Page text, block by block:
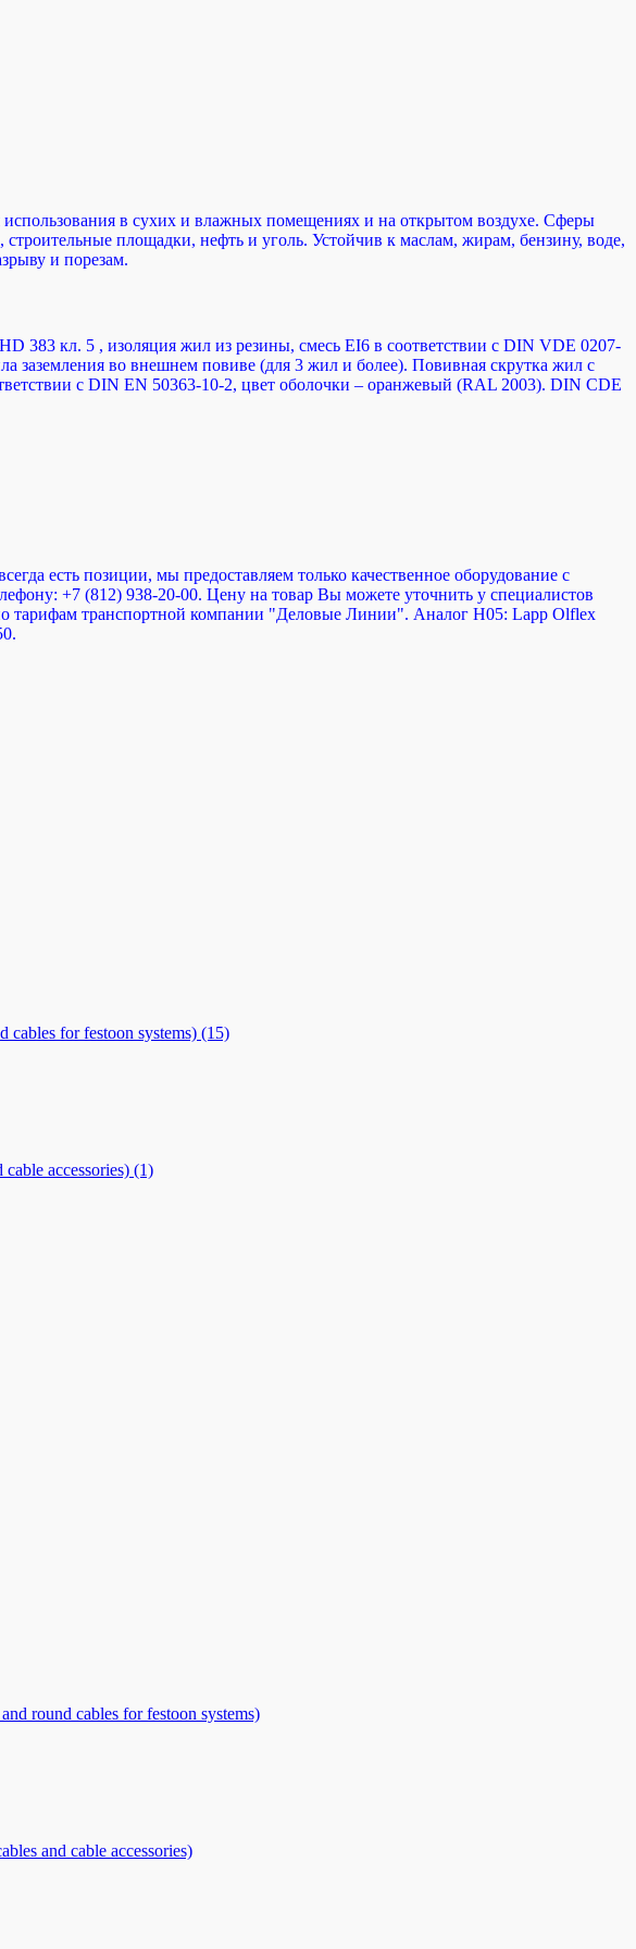
использования в сухих и влажных помещениях и на открытом воздухе. Сферы
площадки, нефть и уголь. Устойчив к маслам, жирам, бензину, воде,
и порезам.
383 кл. 5 , изоляция жил из резины, смесь EI6 в соответствии с DIN VDE 0207-
заземления во внешнем повиве (для 3 жил и более). Повивная скрутка жил с
с DIN EN 50363-10-2, цвет оболочки – оранжевый (RAL 2003). DIN CDE
есть позиции, мы предоставляем только качественное оборудование с
+7 (812) 938-20-00. Цену на товар Вы можете уточнить у специалистов
тарифам транспортной компании "Деловые Линии". Аналог H05: Lapp Olflex
for festoon systems) (15)
accessories) (1)
cables for festoon systems)
cable accessories)